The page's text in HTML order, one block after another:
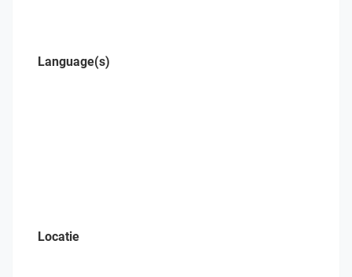
Language(s)
Locatie